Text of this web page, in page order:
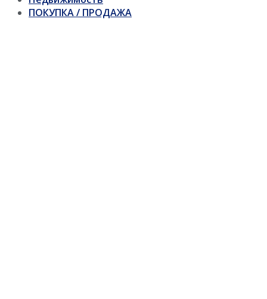
ПОКУПКА / ПРОДАЖА